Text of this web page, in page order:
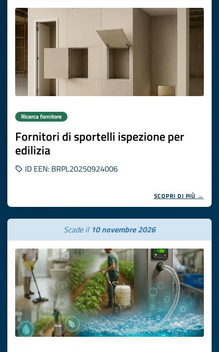
Ricerca fornitore
Fornitori di sportelli ispezione per
edilizia
ID EEN: BRPL20250924006
SCOPRI DI PIÙ →
Scade il 10 novembre 2026